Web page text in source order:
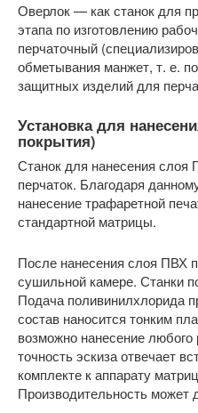
Оверлок — как станок для
этапа по изготовлению
перчаточный
обметывания манжет, т. е.
защитных изделий для
Установка для
покрытия)
Станок для нанесения слоя
перчаток. Благодаря
нанесение трафаретной
стандартной матрицы.
После нанесения слоя ПВХ
сушильной камере. Станки
Подача поливинилхлорида
состав наносится тонким
возможно нанесение любого
точность эскиза отвечает
комплекте к аппарату
Производительность может